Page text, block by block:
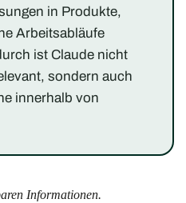
in Produkte,
Arbeitsabläufe
ist Claude nicht
sondern auch
innerhalb von
Informationen.